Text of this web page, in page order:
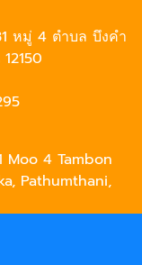
หมู่ 4 ตำบล บึงคำ
Moo 4 Tambon
Pathumthani,